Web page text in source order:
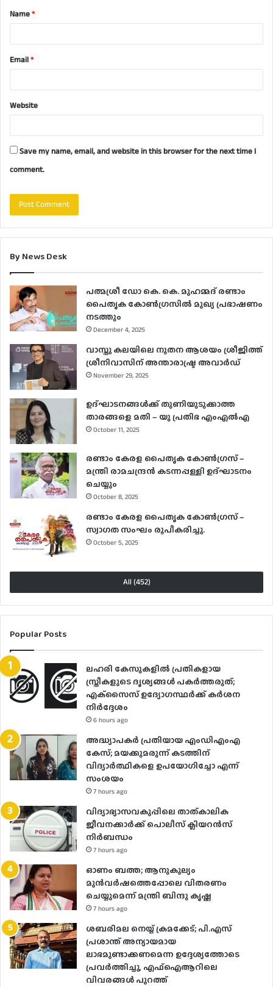
*Name*
Email*
Website
Save my name, email, and website in this browser for the next time I
comment.
By News Desk
പത്മശ്രീ ഡോ കെ. കെ. മുഹമ്മദ് രണ്ടാം
പൈതൃക കോൺഗ്രസിൽ മുഖ്യ പ്രഭാഷണം
നടത്തും
December 4, 2025
വാസ്തു കലയിലെ നൂതന ആശയം ശ്രീജിത്ത്
ശ്രീനിവാസിന് അന്താരാഷ്ട്ര അവാർഡ്
November 29, 2025
ഉദ്ഘാടനങ്ങള്‍ക്ക് തുണിയുടുക്കാത്ത
താരങ്ങളെ മതി – യു പ്രതിഭ എംഎല്‍എ
October 11, 2025
രണ്ടാം കേരള പൈതൃക കോൺഗ്രസ് –
മന്ത്രി രാമചന്ദ്രൻ കടന്നപ്പള്ളി ഉദ്ഘാടനം
ചെയ്യും
October 8, 2025
രണ്ടാം കേരള പൈതൃക കോൺഗ്രസ് –
സ്വാഗത സംഘം രൂപീകരിച്ചു.
October 5, 2025
All (452)
Popular Posts
ലഹരി കേസുകളിൽ പ്രതികളായ
സ്ത്രീകളുടെ ദൃശ്യങ്ങൾ പകർത്തരുത്;
എക്‌സൈസ് ഉദ്യോഗസ്ഥർക്ക് കർശന
നിർദ്ദേശം
6 hours ago
അദ്ധ്യാപകർ പ്രതിയായ എംഡിഎംഎ
കേസ്; മയക്കുമരുന്ന് കടത്തിന്
വിദ്യാർത്ഥികളെ ഉപയോ​ഗിച്ചോ എന്ന്
സംശയം
7 hours ago
വിദ്യാഭ്യാസവകുപ്പിലെ താത്കാലിക
ജീവനക്കാർക്ക് പൊലീസ് ക്ലിയറൻസ്
നിർബന്ധം
7 hours ago
ഓണം ബത്ത; ആനുകൂല്യം
മുൻവർഷത്തെപ്പോലെ വിതരണം
ചെയ്യുമെന്ന് മന്ത്രി ബിന്ദു കൃഷ്ണ
7 hours ago
ശബരിമല നെയ്യ് ക്രമക്കേട്; പി.എസ്
പ്രശാന്ത് അന്യായമായ
ലാഭമുണ്ടാക്കണമെന്ന ഉദ്ദേശ്യത്തോടെ
പ്രവർത്തിച്ചു, എഫ്ഐആറിലെ
വിവരങ്ങൾ പുറത്ത്